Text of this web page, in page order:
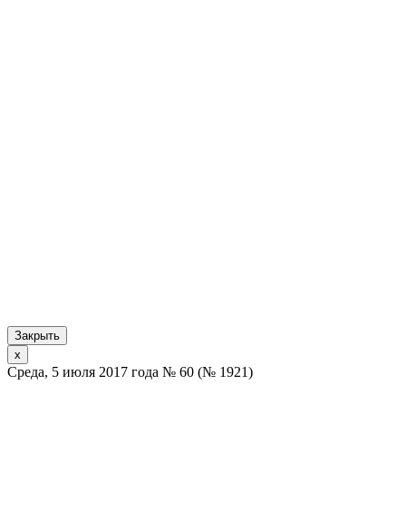
Закрыть
x
Среда, 5 июля 2017 года № 60 (№ 1921)